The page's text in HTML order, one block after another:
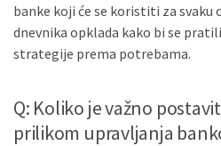
banke koji će se koristiti za svaku
dnevnika opklada kako bi se
strategije prema potrebama.
Q: Koliko je važno
prilikom upravljanja